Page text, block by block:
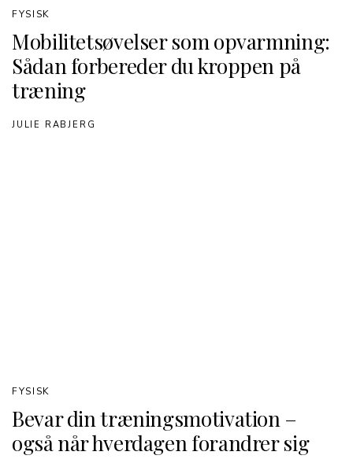
Mobilitetsøvelser som opvarmning:
Sådan forbereder du kroppen på
træning
FYSISK
JULIE RABJERG
Bevar din træningsmotivation –
også når hverdagen forandrer sig
FYSISK